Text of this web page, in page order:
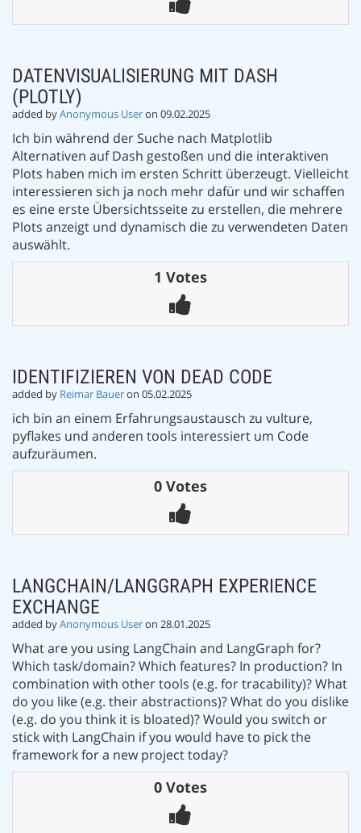
DATENVISUALISIERUNG MIT DASH
(PLOTLY)
added byAnonymous Useron 09.02.2025
Ich bin während der Suche nach Matplotlib
Alternativen auf Dash gestoßen und die interaktiven
Plots haben mich im ersten Schritt überzeugt. Vielleicht
interessieren sich ja noch mehr dafür und wir schaffen
es eine erste Übersichtsseite zu erstellen, die mehrere
Plots anzeigt und dynamisch die zu verwendeten Daten
auswählt.
1 Votes
IDENTIFIZIEREN VON DEAD CODE
added by Reimar Baueron 05.02.2025
ich bin an einem Erfahrungsaustausch zu vulture,
pyflakes und anderen tools interessiert um Code
aufzuräumen.
0 Votes
LANGCHAIN/LANGGRAPH EXPERIENCE
EXCHANGE
added byAnonymous Useron 28.01.2025
What are you using LangChain and LangGraph for?
Which task/domain? Which features? In production? In
combination with other tools (e.g. for tracability)? What
do you like (e.g. their abstractions)? What do you dislike
(e.g. do you think it is bloated)? Would you switch or
stick with LangChain if you would have to pick the
framework for a new project today?
0 Votes